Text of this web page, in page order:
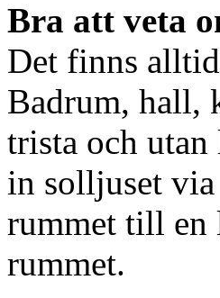
Bra att veta
Det finns
Badrum, hall,
trista och
in solljuset
rummet till en
rummet.